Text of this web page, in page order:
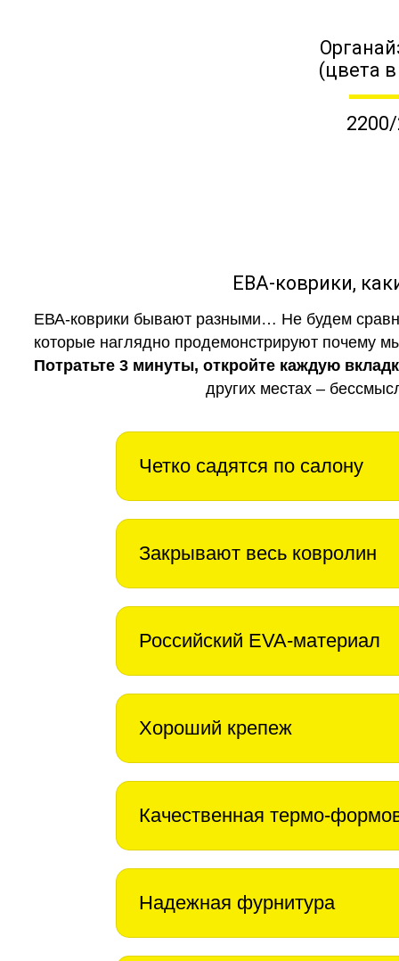
(цвета
ЕВА-коврики,
ЕВА-коврики бывают разными… Не будем
которые наглядно продемонстрируют почему
Потратьте 3 минуты, откройте каждую
других местах –
Четко садятся по салону
Закрывают весь ковролин
Российский EVA-материал
Хороший крепеж
Качественная термо-
Надежная фурнитура